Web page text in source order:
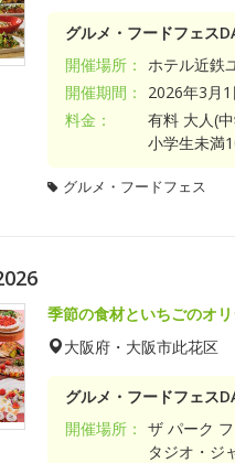
グルメ・フードフェス
開催場所：
ホテル近鉄
開催期間：
2026年3月
料金：
有料 大人(
小学生未満
グルメ・フードフェス
季節の食材といちごのオ
大阪府・大阪市此花区
グルメ・フードフェス
開催場所： ザ パーク
タジオ・ジ